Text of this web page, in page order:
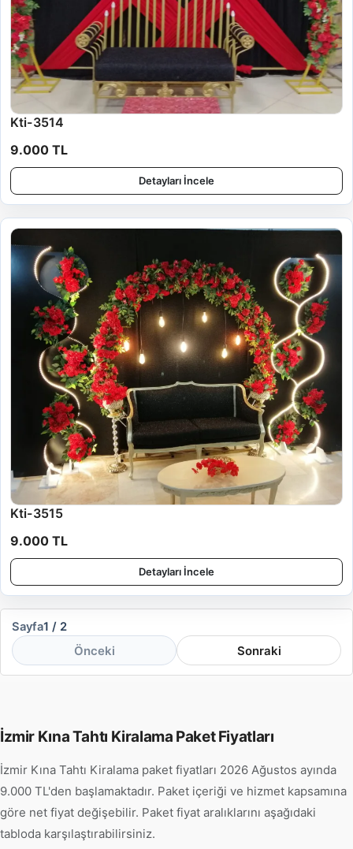
Kti-3514
9.000 TL
Detayları İncele
Kti-3515
9.000 TL
Detayları İncele
Sayfa1 / 2
Önceki Sonraki
İzmir Kına Tahtı Kiralama Paket Fiyatları
İzmir Kına Tahtı Kiralama paket fiyatları 2026 Ağustos ayında
9.000 TL'den başlamaktadır. Paket içeriği ve hizmet kapsamına
göre net fiyat değişebilir. Paket fiyat aralıklarını aşağıdaki
tabloda karşılaştırabilirsiniz.